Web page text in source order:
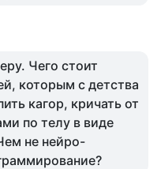
Чего стоит
которым с детства
кагор, кричать от
по телу в виде
не нейро-